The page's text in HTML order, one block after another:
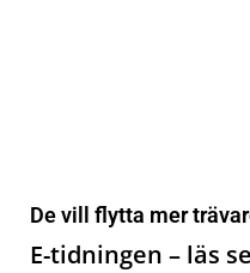
De vill flytta mer
E-tidningen – läs